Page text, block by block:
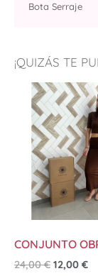
¡QUIZÁS TE
CONJUNTO
24,00€ 12,00 €
Bota Serraje